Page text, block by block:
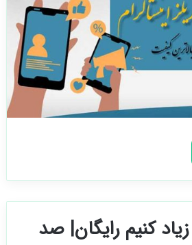
کنیم رایگان| صد